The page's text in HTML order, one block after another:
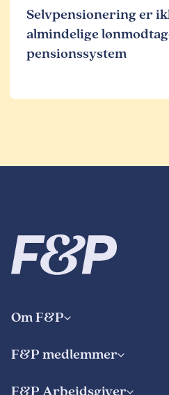
Selvpensionering er
almindelige
pensionssystem
Om F&P
F&P medlemmer
F&P Arbejdsgiver